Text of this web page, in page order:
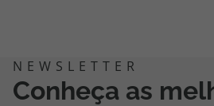
Conheça as